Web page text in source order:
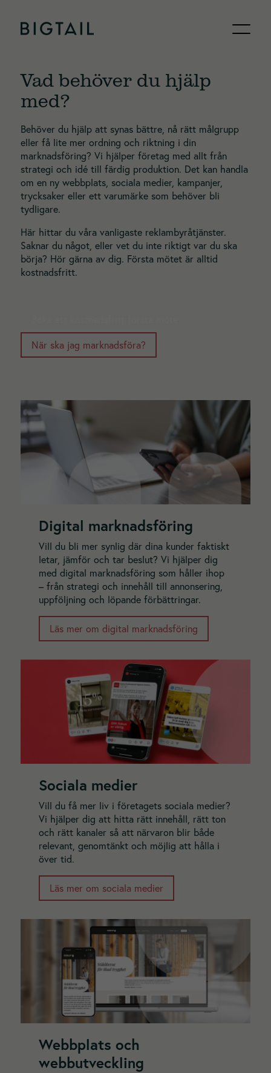
Vad behöver du hjälp
med?
Behöver du hjälp att synas bättre, nå rätt målgrupp
eller få lite mer ordning och riktning i din
marknadsföring? Vi hjälper företag med allt från
strategi och idé till färdig produktion. Det kan handla
om en ny webbplats, sociala medier, kampanjer,
trycksaker eller ett varumärke som behöver bli
tydligare.
Här hittar du våra vanligaste reklambyråtjänster.
Saknar du något, eller vet du inte riktigt var du ska
börja? Hör gärna av dig. Första mötet är alltid
kostnadsfritt.
När ska jag marknadsföra?
Digital marknadsföring
Vill du bli mer synlig där dina kunder faktiskt
letar, jämför och tar beslut? Vi hjälper dig
med digital marknadsföring som håller ihop
– från strategi och innehåll till annonsering,
uppföljning och löpande förbättringar.
Läs mer om digital marknadsföring
Sociala medier
Vill du få mer liv i företagets sociala medier?
Vi hjälper dig att hitta rätt innehåll, rätt ton
och rätt kanaler så att närvaron blir både
relevant, genomtänkt och möjlig att hålla i
över tid.
Läs mer om sociala medier
Webbplats och
webbutveckling